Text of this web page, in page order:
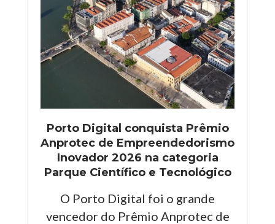
Porto Digital conquista Prêmio
Anprotec de Empreendedorismo
Inovador 2026 na categoria
Parque Científico e Tecnológico
O Porto Digital foi o grande
vencedor do Prêmio Anprotec de